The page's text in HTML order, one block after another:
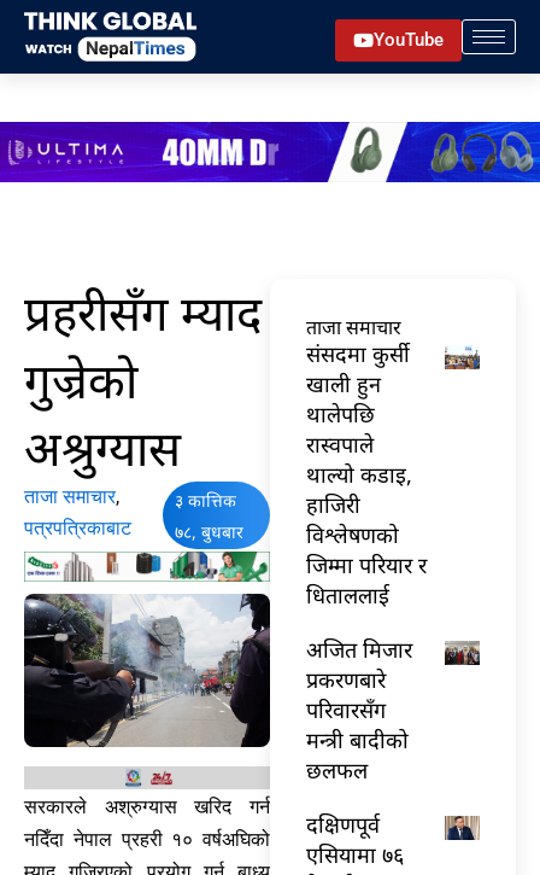
Skip
content
YouTube
प्रहरीसँग म्याद
गुज्रेको
अश्रुग्यास
ताजा समाचार,
पत्रपत्रिकाबाट
३ कात्तिक
७८, बुधबार
सरकारले अश्रुग्यास खरिद गर्न
नदिँदा नेपाल प्रहरी १० वर्षअघिको
ताजा समाचार
संसदमा कुर्सी
खाली हुन
थालेपछि
रास्वपाले
थाल्यो कडाइ,
हाजिरी
विश्लेषणको
जिम्मा परियार र
धिताललाई
अजित मिजार
प्रकरणबारे
परिवारसँग
मन्त्री बादीको
छलफल
दक्षिणपूर्व
एसियामा ७६